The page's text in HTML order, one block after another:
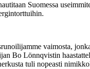
Suomessa
vaimosta,
Bo Lönnqvistin
tuli nopeasti